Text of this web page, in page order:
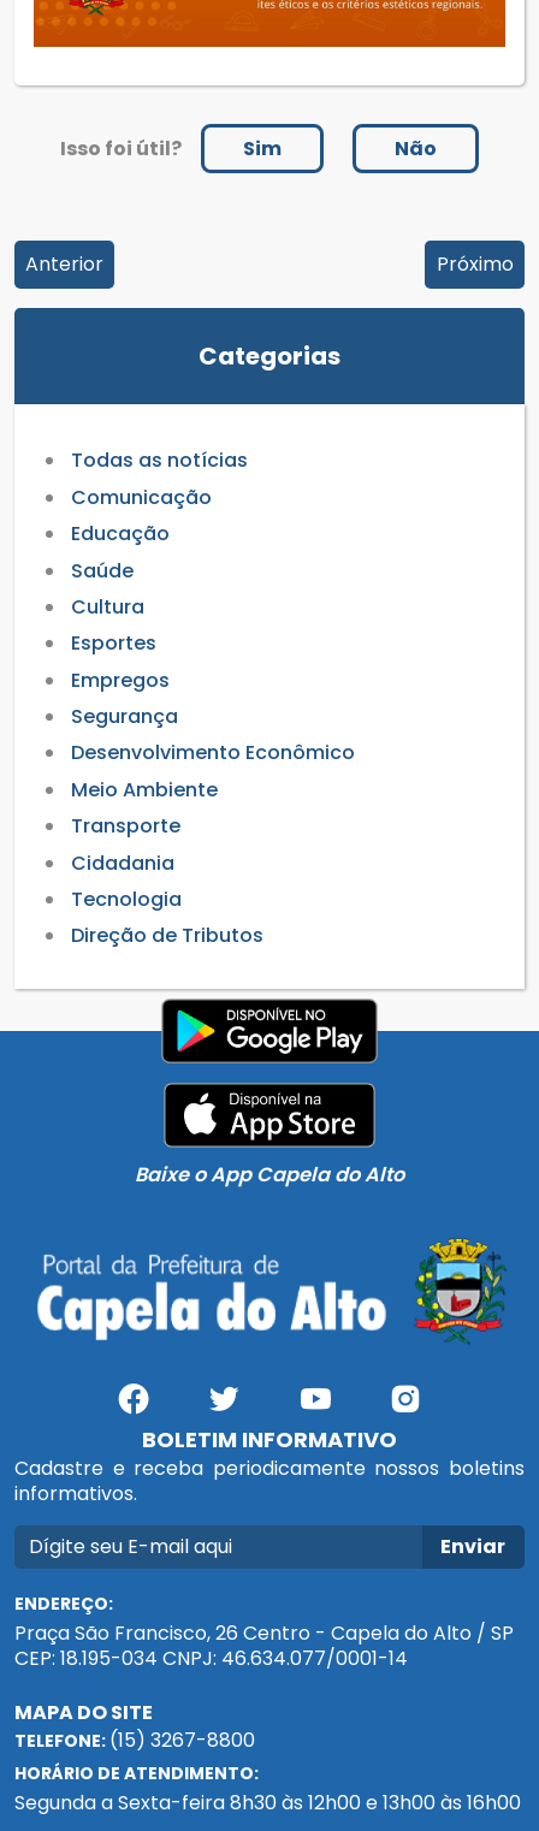
Isso foi útil? Sim Não
Anterior Próximo
Categorias
Todas as notícias
Comunicação
Educação
Saúde
Cultura
Esportes
Empregos
Segurança
Desenvolvimento Econômico
Meio Ambiente
Transporte
Cidadania
Tecnologia
Direção de Tributos
Baixe o App Capela do Alto
BOLETIM INFORMATIVO
Cadastre e receba periodicamente nossos boletins
informativos.
Enviar
ENDEREÇO:
Praça São Francisco, 26 Centro - Capela do Alto / SP
CEP: 18.195-034 CNPJ: 46.634.077/0001-14
MAPA DO SITE
TELEFONE: (15) 3267-8800
HORÁRIO DE ATENDIMENTO:
Segunda a Sexta-feira 8h30 às 12h00 e 13h00 às 16h00